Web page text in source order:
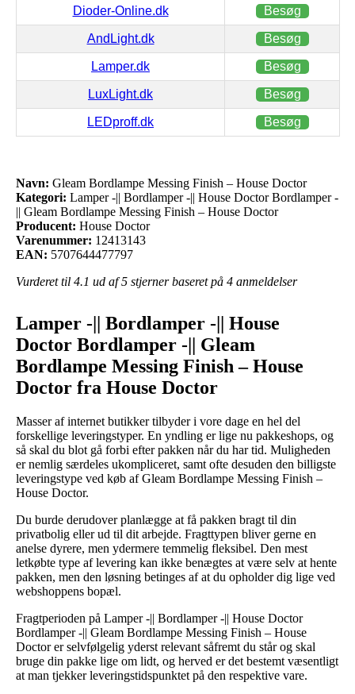
Dioder-Online.dk Besøg
AndLight.dk Besøg
Lamper.dk Besøg
LuxLight.dk Besøg
LEDproff.dk Besøg
Navn: Gleam Bordlampe Messing Finish – House Doctor
Kategori: Lamper -|| Bordlamper -|| House Doctor Bordlamper -
|| Gleam Bordlampe Messing Finish – House Doctor
Producent: House Doctor
Varenummer: 12413143
EAN: 5707644477797
Vurderet til 4.1 ud af 5 stjerner baseret på 4 anmeldelser
Lamper -|| Bordlamper -|| House
Doctor Bordlamper -|| Gleam
Bordlampe Messing Finish – House
Doctor fra House Doctor
Masser af internet butikker tilbyder i vore dage en hel del
forskellige leveringstyper. En yndling er lige nu pakkeshops, og
så skal du blot gå forbi efter pakken når du har tid. Muligheden
er nemlig særdeles ukompliceret, samt ofte desuden den billigste
leveringstype ved køb af Gleam Bordlampe Messing Finish –
House Doctor.
Du burde derudover planlægge at få pakken bragt til din
privatbolig eller ud til dit arbejde. Fragttypen bliver gerne en
anelse dyrere, men ydermere temmelig fleksibel. Den mest
letkøbte type af levering kan ikke benægtes at være selv at hente
pakken, men den løsning betinges af at du opholder dig lige ved
webshoppens bopæl.
Fragtperioden på Lamper -|| Bordlamper -|| House Doctor
Bordlamper -|| Gleam Bordlampe Messing Finish – House
Doctor er selvfølgelig yderst relevant såfremt du står og skal
bruge din pakke lige om lidt, og herved er det bestemt væsentligt
at man tjekker leveringstidspunktet på den respektive vare.